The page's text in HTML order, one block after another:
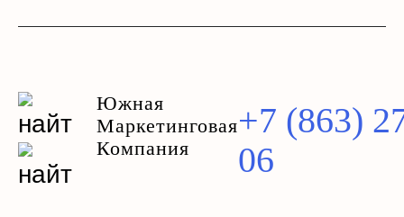
Южная
Маркетинговая
Компания
+7 (863)
06